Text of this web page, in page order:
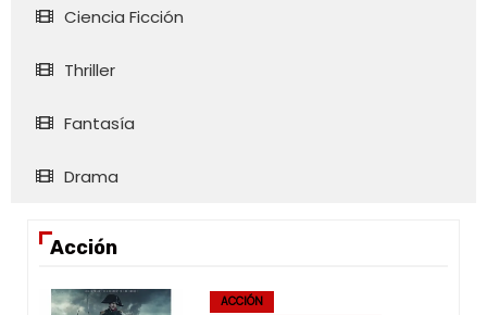
Ciencia Ficción
Thriller
Fantasía
Drama
Acción
ACCIÓN